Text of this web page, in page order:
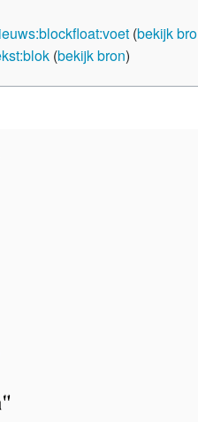
(bekijk
(bekijk bron)